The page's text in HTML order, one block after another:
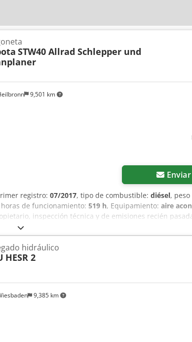
9,501 km
STW40 Allrad Schlepper und
registro: 07/2017, tipo de combustible: diésel,
horas de funcionamiento: 519 h, Equipamiento: aire
inspección técnica y de emisiones recién
28 kW, aire acondicionado, cabina, neumáticos de
para carretera, primer propietario, peso bruto
EL PRECIO ES SECUNDARIO. Para cualquier
DEL VEHÍCULO COMO PARTE DE PAGO O
garantía* Más ofertas disponibles en nuestra página web:
de compraventa celebrado en nuestro
Dfe Ab Hjk
9,385 km
hidráulico
HESR 2